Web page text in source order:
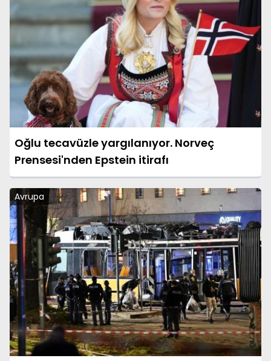
Oğlu tecavüzle yargılanıyor. Norveç
Prensesi'nden Epstein itirafı
Avrupa